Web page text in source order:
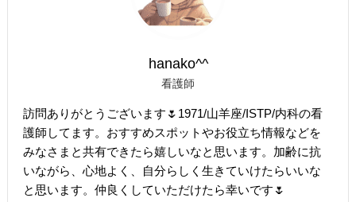
hanako^^
看護師
訪問ありがとうございます🌷1971/山羊座/ISTP/内科の看
護師してます。おすすめスポットやお役立ち情報などを
みなさまと共有できたら嬉しいなと思います。加齢に抗
いながら、心地よく、自分らしく生きていけたらいいな
と思います。仲良くしていただけたら幸いです🌷